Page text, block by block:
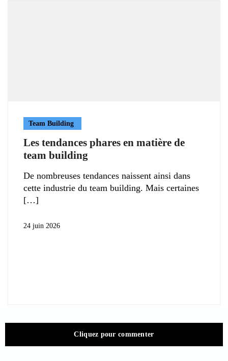
Team Building
Les tendances phares en matière de
team building
De nombreuses tendances naissent ainsi dans
cette industrie du team building. Mais certaines
24 juin 2026
Cliquez pour commenter